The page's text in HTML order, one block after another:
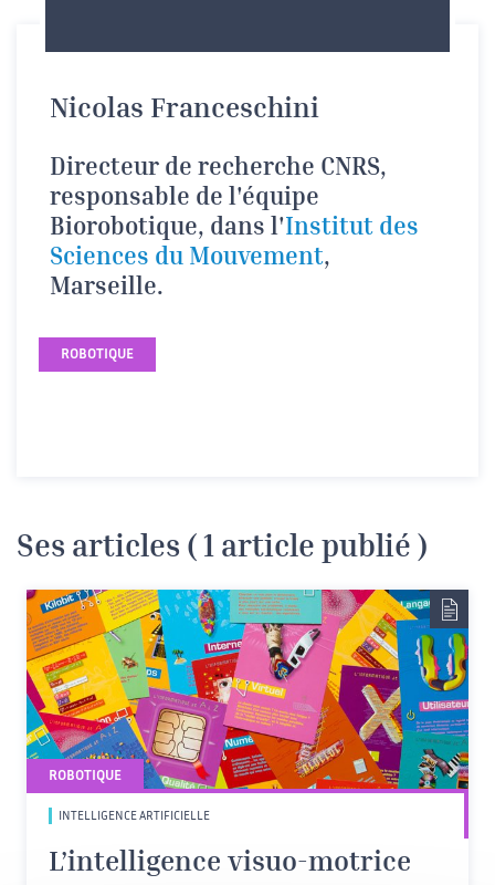
Nicolas Franceschini
Directeur de recherche CNRS,
responsable de l'équipe
Biorobotique, dans l'Institut des
Sciences du Mouvement,
Marseille.
ROBOTIQUE
Ses articles ( 1 article publié )
ROBOTIQUE
INTELLIGENCE ARTIFICIELLE
L’intelligence visuo-motrice